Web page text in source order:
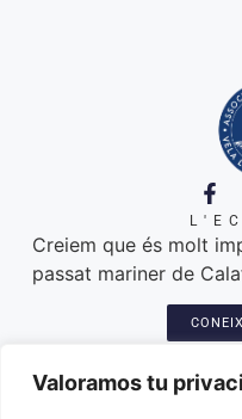
Valoramos tu
Creiem que és molt
passat mariner de
Platja
Seu: